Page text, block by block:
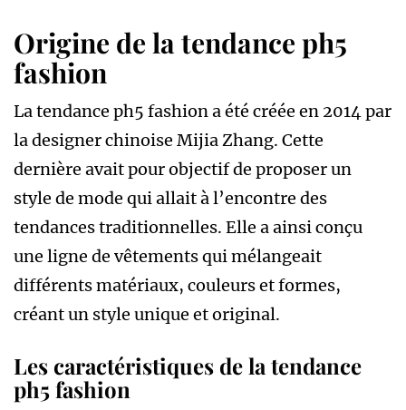
Origine de la tendance ph5
fashion
La tendance ph5 fashion a été créée en 2014 par
la designer chinoise Mijia Zhang. Cette
dernière avait pour objectif de proposer un
style de mode qui allait à l’encontre des
tendances traditionnelles. Elle a ainsi conçu
une ligne de vêtements qui mélangeait
différents matériaux, couleurs et formes,
créant un style unique et original.
Les caractéristiques de la tendance
ph5 fashion